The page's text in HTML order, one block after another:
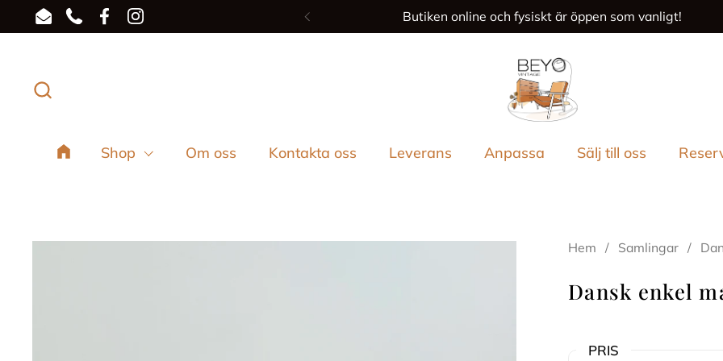
Hoppa till innehållet
EmailPhoneFacebookInstagram Föregående
Butiken online och fysiskt är öppen som vanligt!
Shop Om oss Kontakta oss Leverans Anpassa Sälj till oss
Hem / Samlingar /
Dansk enkel
PRIS